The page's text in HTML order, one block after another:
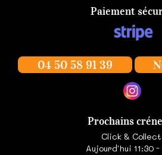
Paiement
04 50 58 91 39
Prochains
Click &
Aujourd'hui 11:30 -